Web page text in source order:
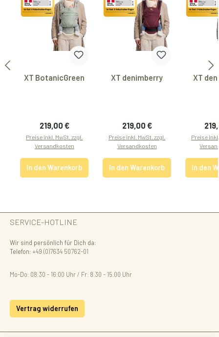
XT BotanicGreen
Regulärer Preis:
219,00 €
Preise inkl. MwSt. zzgl.
Versandkosten
In den Warenkorb
XT denimberry
Regulärer Preis:
219,00 €
Preise inkl. MwSt. zzgl.
Versandkosten
In den Warenkorb
XT
Preise
In den
SERVICE-HOTLINE
Wir sind persönlich für Dich da:
Telefon: +49 (0)7634 50762-01
Mo-Do: 08:30 - 16:00 Uhr / Fr: 8:30 - 15.00 Uhr
Vertrag widerrufen